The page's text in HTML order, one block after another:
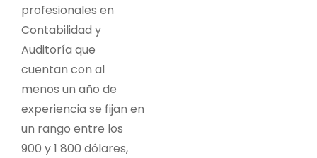
profesionales en
Contabilidad y
Auditoría que
cuentan con al
menos un año de
experiencia se fijan en
un rango entre los
900 y 1 800 dólares,